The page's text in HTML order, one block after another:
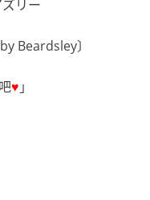
リー
Beardsley〕
♥ 」